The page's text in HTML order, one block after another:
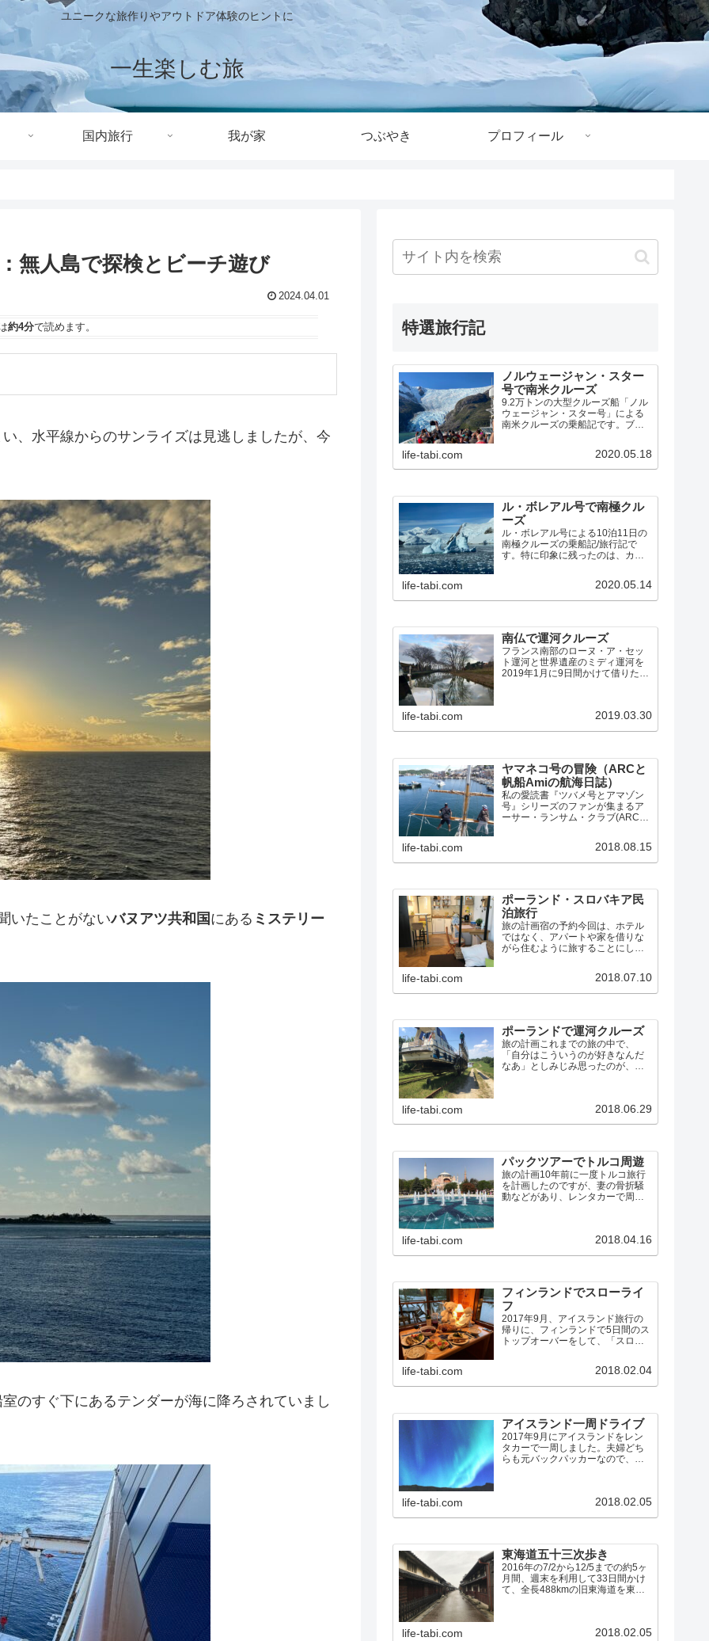
ユニークな旅作りやアウトドア体験のヒントに
一生楽しむ旅
国内旅行 我が家 つぶやき プロフィール
無人島で探検とビーチ遊び
2024.04.01
約4分で読めます。
、水平線からのサンライズは見逃しましたが、今
いたことがないバヌアツ共和国 にある ミステリー
のすぐ下にあるテンダーが海に降ろされていまし
特選旅行記
ノルウェージャン・スター
号で南米クルーズ
9.2万トンの大型クルーズ船「ノル
ウェージャン・スター号」による
南米クルーズの乗船記です。ブエ
道、マゼラン海峡、パタゴニア・
フィヨルドを経由して、サンティ
life-tabi.com 2020.05.18
ル・ボレアル号で南極クル
ーズ
ル・ボレアル号による10泊11日の
南極クルーズの乗船記/旅行記で
す。特に印象に残ったのは、カヤ
ラシを間近に見たゾディアック・
クルーズ、ルメール海峡の氷河と
life-tabi.com 2020.05.14
南仏で運河クルーズ
フランス南部のローヌ・ア・セッ
ト運河と世界遺産のミディ運河を
2019年1月に9日間かけて借りたボ
的だった所などをまとめ、毎日の
life-tabi.com 2019.03.30
ヤマネコ号の冒険（ARCと
帆船Amiの航海日誌）
私の愛読書『ツバメ号とアマゾン
号』シリーズのファンが集まるア
ーサー・ランサム・クラブ(ARC)
島』に出てくるスクーナー「ヤマ
ネコ号」にそっくりな帆船Amiと出
life-tabi.com 2018.08.15
ポーランド・スロバキア民
泊旅行
旅の計画宿の予約今回は、ホテル
ではなく、アパートや家を借りな
がら住むように旅することにしま
まる貸切」タイプでも、1泊2人で5
千円ほどなので、グダニスク4泊、
life-tabi.com 2018.07.10
ポーランドで運河クルーズ
旅の計画これまでの旅の中で、
「自分はこういうのが好きなんだ
なあ」としみじみ思ったのが、英
の旅行とこれは全く違っていて、
life-tabi.com 2018.06.29
パックツアーでトルコ周遊
旅の計画10年前に一度トルコ旅行
を計画したのですが、妻の骨折騒
動などがあり、レンタカーで周れ
が、航空券が高かったり、治安が
life-tabi.com 2018.04.16
フィンランドでスローライ
フ
2017年9月、アイスランド旅行の
帰りに、フィンランドで5日間のス
トップオーバーをして、「スロー
前半は、普通の観光旅行です。後
半が、スローライフ体験です。大
life-tabi.com 2018.02.04
アイスランド一周ドライブ
2017年9月にアイスランドをレン
タカーで一周しました。夫婦どち
らも元バックパッカーなので、宿
Airbnbを利用しましたが、これは
life-tabi.com 2018.02.05
東海道五十三次歩き
2016年の7/2から12/5までの約5ヶ
月間、週末を利用して33日間かけ
て、全長488kmの旧東海道を東京
答） 7/2: 日本橋→品川宿 7/…
life-tabi.com 2018.02.05